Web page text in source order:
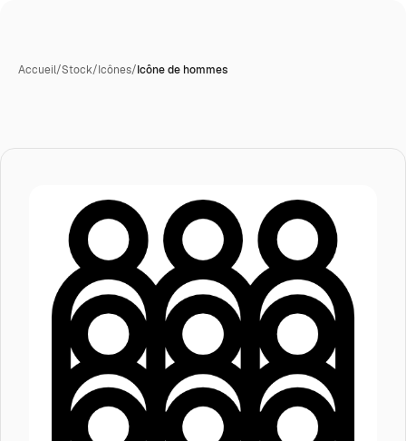
Accueil/Stock/Icônes/Icône de hommes